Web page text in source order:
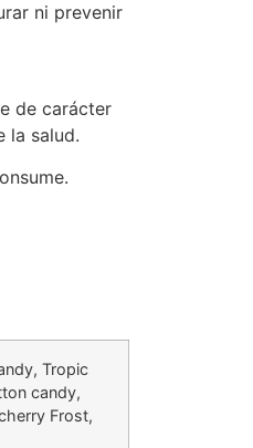
ni prevenir
de carácter
la salud.
Tropic
candy,
Frost,